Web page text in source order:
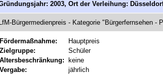
2003, Ort der Verleihung:
LfM-Bürgermedienpreis - Kategorie "Bürgerfernsehen -
Fördermaßnahme:
Hauptpreis
Zielgruppe:
Schüler
Altersbeschränkung:
keine
Vergabe:
jährlich